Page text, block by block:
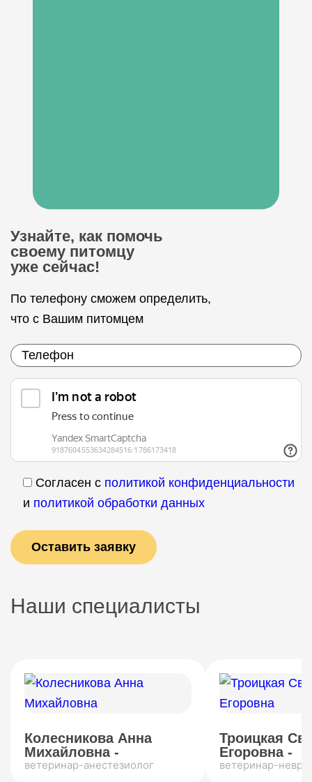
Узнайте, как помочь
своему питомцу
уже сейчас!
По телефону сможем определить,
что с Вашим питомцем
Согласен с политикой конфиденциальности
и политикой обработки данных
Наши специалисты
Колесникова Анна
Михайловна -
ветеринар-анестезиолог
Троицкая
Егоровна -
ветеринар-